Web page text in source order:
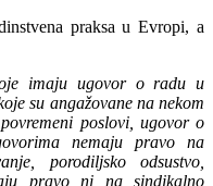
praksa u Evropi, a
imaju ugovor o radu u
su angažovane na nekom
poslovi, ugovor o
nemaju pravo na
porodiljsko odsustvo,
pravo ni na sindikalno